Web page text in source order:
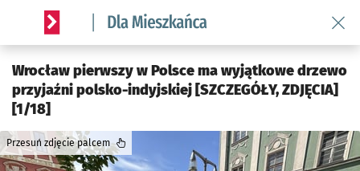
Serwis informacyjny wroclaw.pl podserwis: Dla mieszkańca
Wrocław pierwszy w Polsce ma wyjątkowe drzewo
przyjaźni polsko-indyjskiej [SZCZEGÓŁY, ZDJĘCIA]
[1/18]
Przesuń zdjęcie palcem